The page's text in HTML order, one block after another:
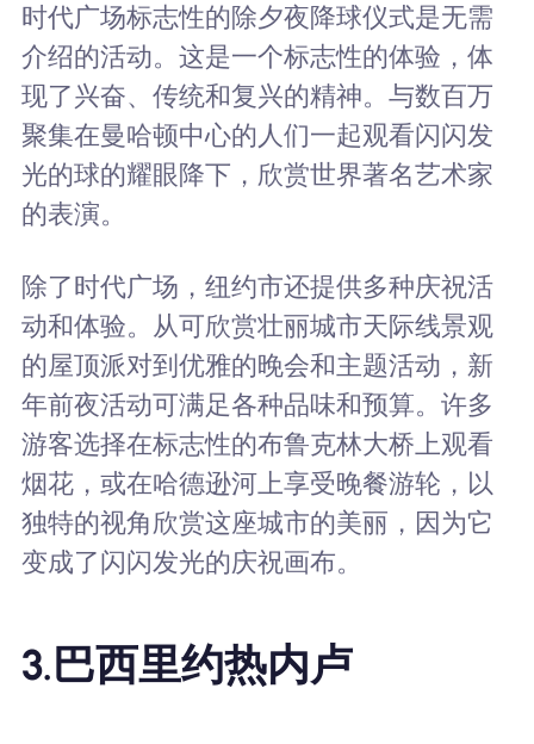
时代广场标志性的除夕夜降球仪式是无需
介绍的活动。这是一个标志性的体验，体
现了兴奋、传统和复兴的精神。与数百万
聚集在曼哈顿中心的人们一起观看闪闪发
光的球的耀眼降下，欣赏世界著名艺术家
的表演。
除了时代广场，纽约市还提供多种庆祝活
动和体验。从可欣赏壮丽城市天际线景观
的屋顶派对到优雅的晚会和主题活动，新
年前夜活动可满足各种品味和预算。许多
游客选择在标志性的布鲁克林大桥上观看
烟花，或在哈德逊河上享受晚餐游轮，以
独特的视角欣赏这座城市的美丽，因为它
变成了闪闪发光的庆祝画布。
3.巴西里约热内卢